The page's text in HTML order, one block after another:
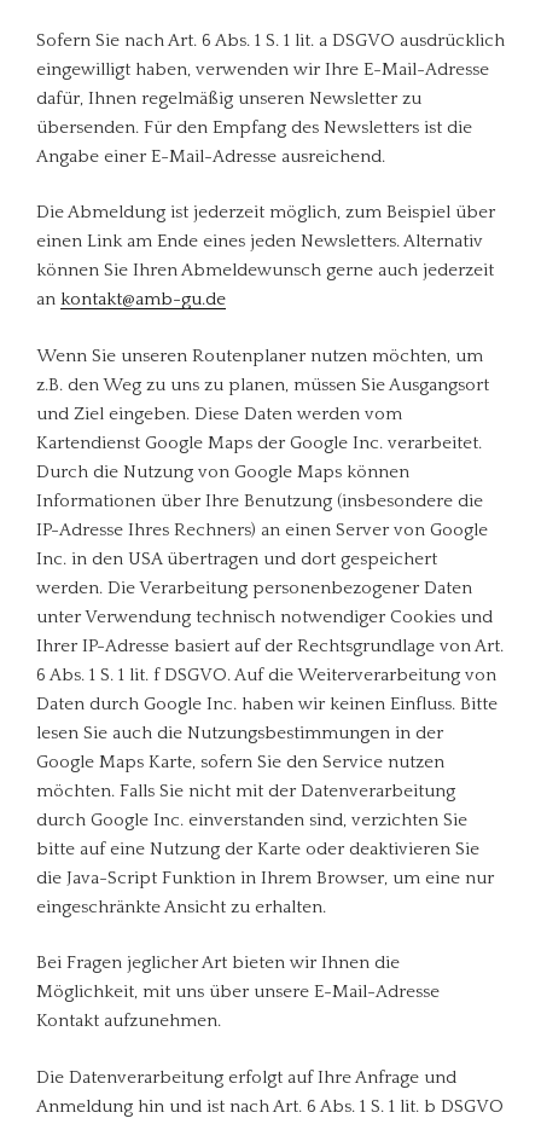
Sofern Sie nach Art. 6 Abs. 1 S. 1 lit. a DSGVO ausdrücklich
eingewilligt haben, verwenden wir Ihre E-Mail-Adresse
dafür, Ihnen regelmäßig unseren Newsletter zu
übersenden. Für den Empfang des Newsletters ist die
Angabe einer E-Mail-Adresse ausreichend.
Die Abmeldung ist jederzeit möglich, zum Beispiel über
einen Link am Ende eines jeden Newsletters. Alternativ
können Sie Ihren Abmeldewunsch gerne auch jederzeit
an kontakt@amb-gu.de
Wenn Sie unseren Routenplaner nutzen möchten, um
z.B. den Weg zu uns zu planen, müssen Sie Ausgangsort
und Ziel eingeben. Diese Daten werden vom
Kartendienst Google Maps der Google Inc. verarbeitet.
Durch die Nutzung von Google Maps können
Informationen über Ihre Benutzung (insbesondere die
IP-Adresse Ihres Rechners) an einen Server von Google
Inc. in den USA übertragen und dort gespeichert
werden. Die Verarbeitung personenbezogener Daten
unter Verwendung technisch notwendiger Cookies und
Ihrer IP-Adresse basiert auf der Rechtsgrundlage von Art.
6 Abs. 1 S. 1 lit. f DSGVO. Auf die Weiterverarbeitung von
Daten durch Google Inc. haben wir keinen Einfluss. Bitte
lesen Sie auch die Nutzungsbestimmungen in der
Google Maps Karte, sofern Sie den Service nutzen
möchten. Falls Sie nicht mit der Datenverarbeitung
durch Google Inc. einverstanden sind, verzichten Sie
bitte auf eine Nutzung der Karte oder deaktivieren Sie
die Java-Script Funktion in Ihrem Browser, um eine nur
eingeschränkte Ansicht zu erhalten.
Bei Fragen jeglicher Art bieten wir Ihnen die
Möglichkeit, mit uns über unsere E-Mail-Adresse
Kontakt aufzunehmen.
Die Datenverarbeitung erfolgt auf Ihre Anfrage und
Anmeldung hin und ist nach Art. 6 Abs. 1 S. 1 lit. b DSGVO